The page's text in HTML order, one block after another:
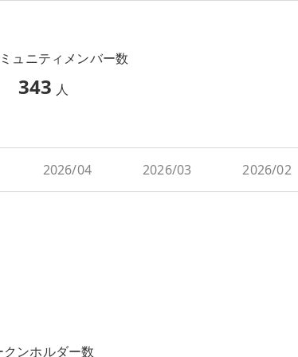
ュニティメンバー数
343 人
2026/04 2026/03 2026/02
クンホルダー数